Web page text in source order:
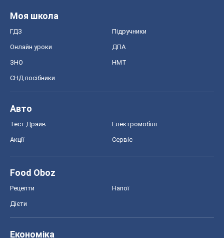
Моя школа
ГДЗ Підручники
Онлайн уроки ДПА
ЗНО НМТ
СНД посібники
Авто
Тест Драйв Електромобілі
Акції Сервіс
Food Oboz
Рецепти Напої
Дієти
Економіка